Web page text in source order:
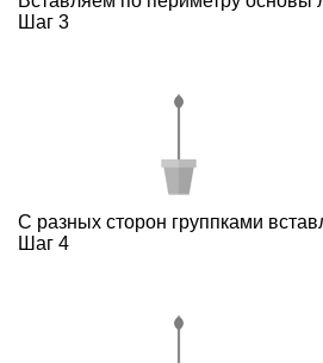
Шаг 3
С разных сторон группками
Шаг 4